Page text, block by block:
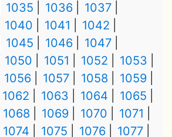
1035 1036
1037
1040 1041
1042
1045 1046
1047
1050 1051 1052
1053
1056 1057 1058
1059
1062 1063 1064
1065
1068 1069 1070
1071
1074 1075 1076 1077